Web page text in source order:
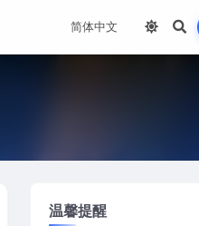
温馨提醒